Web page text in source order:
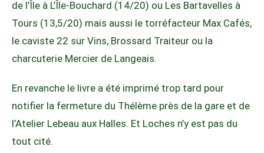
de l’Île à L’Île-Bouchard (14/20) ou Les Bartavelles à
Tours (13,5/20) mais aussi le torréfacteur Max Cafés,
le caviste 22 sur Vins, Brossard Traiteur ou la
charcuterie Mercier de Langeais.
En revanche le livre a été imprimé trop tard pour
notifier la fermeture du Thélème près de la gare et de
l’Atelier Lebeau aux Halles. Et Loches n’y est pas du
tout cité.